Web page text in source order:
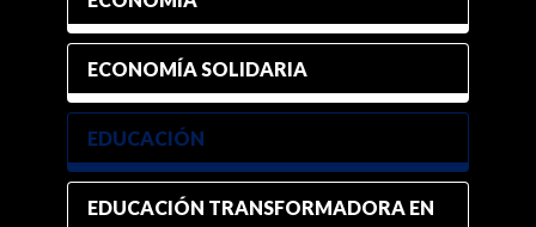
ECONOMÍA SOLIDARIA
EDUCACIÓN
EDUCACIÓN TRANSFORMADORA EN